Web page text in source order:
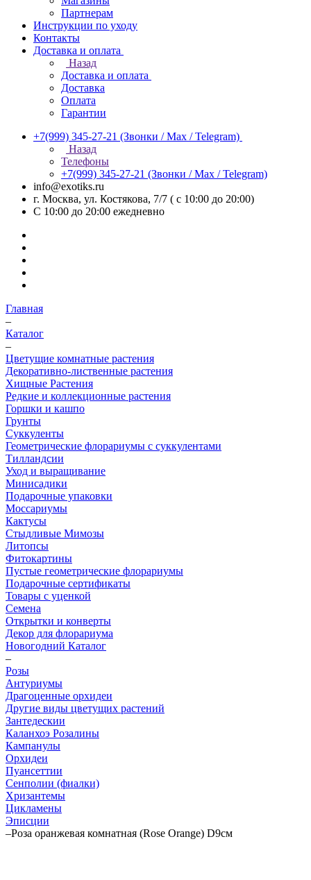
Партнерам
Инструкции по уходу
Контакты
Доставка и оплата
Назад
Доставка и оплата
Доставка
Оплата
Гарантии
+7(999) 345-27-21 (Звонки / Max / Telegram)
Назад
Телефоны
+7(999) 345-27-21 (Звонки / Max / Telegram)
info@exotiks.ru
г. Москва, ул. Костякова, 7/7 ( с 10:00 до 20:00)
С 10:00 до 20:00 ежедневно
Главная
–
Каталог
–
Цветущие комнатные растения
Декоративно-лиственные растения
Хищные Растения
Редкие и коллекционные растения
Горшки и кашпо
Грунты
Суккуленты
Геометрические флорариумы с суккулентами
Тилландсии
Уход и выращивание
Минисадики
Подарочные упаковки
Моссариумы
Кактусы
Стыдливые Мимозы
Литопсы
Фитокартины
Пустые геометрические флорариумы
Подарочные сертификаты
Товары с уценкой
Семена
Открытки и конверты
Декор для флорариума
Новогодний Каталог
–
Розы
Антуриумы
Драгоценные орхидеи
Другие виды цветущих растений
Зантедескии
Каланхоэ Розалины
Кампанулы
Орхидеи
Пуансеттии
Сенполии (фиалки)
Хризантемы
Цикламены
Эписции
–Роза оранжевая комнатная (Rose Orange) D9см